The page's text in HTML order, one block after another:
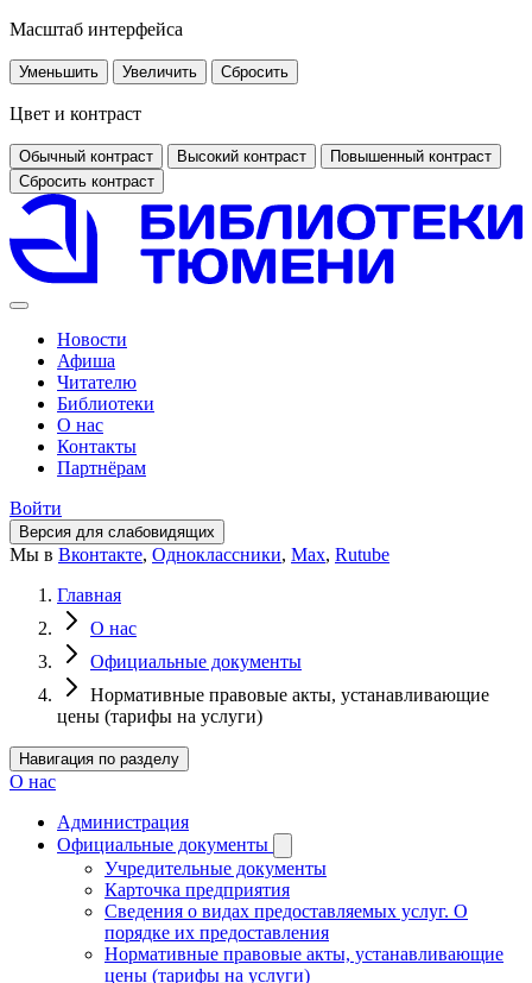
Масштаб интерфейса
Уменьшить Увеличить Сбросить
Цвет и контраст
Обычный контраст Высокий контраст
Повышенный контраст
Сбросить контраст
Новости
Афиша
Читателю
Библиотеки
О нас
Контакты
Партнёрам
Войти
Версия для слабовидящих
Мы в Вконтакте, Одноклассники, Max, Rutube
Главная
О нас
Официальные документы
Нормативные правовые акты, устанавливающие
цены (тарифы на услуги)
Навигация по разделу
О нас
Администрация
Официальные документы
Учредительные документы
Карточка предприятия
Сведения о видах предоставляемых услуг. О
порядке их предоставления
Нормативные правовые акты, устанавливающие
цены (тарифы на услуги)